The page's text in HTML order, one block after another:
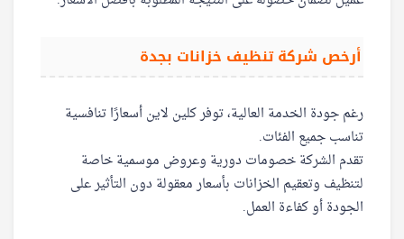
أرخص شركة تنظيف خزانات بجدة
رغم جودة الخدمة العالية، توفر كلين لاين أسعارًا تنافسية
تناسب جميع الفئات.
تقدم الشركة خصومات دورية وعروض موسمية خاصة
لتنظيف وتعقيم الخزانات بأسعار معقولة دون التأثير على
الجودة أو كفاءة العمل.